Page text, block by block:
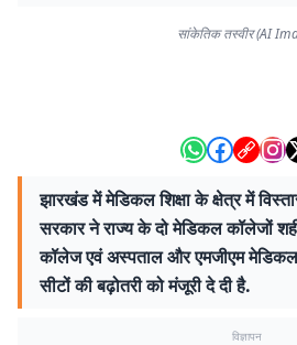
सांकेतिक तस्वीर (AI
झारखंड में मेडिकल शिक्षा के क्षेत्र में
सरकार ने राज्य के दो मेडिकल कॉलेजों
कॉलेज एवं अस्पताल और एमजीएम
सीटों की बढ़ोतरी को मंजूरी दे दी है.
विज्ञापन